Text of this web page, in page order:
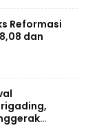
Reformasi
dan